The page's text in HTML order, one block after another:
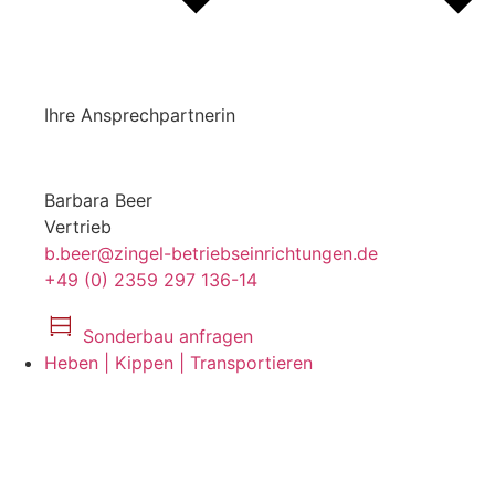
Ihre Ansprechpartnerin
Barbara Beer
Vertrieb
b.beer@zingel-betriebseinrichtungen.de
+49 (0) 2359 297 136-14
Sonderbau anfragen
Heben | Kippen | Transportieren